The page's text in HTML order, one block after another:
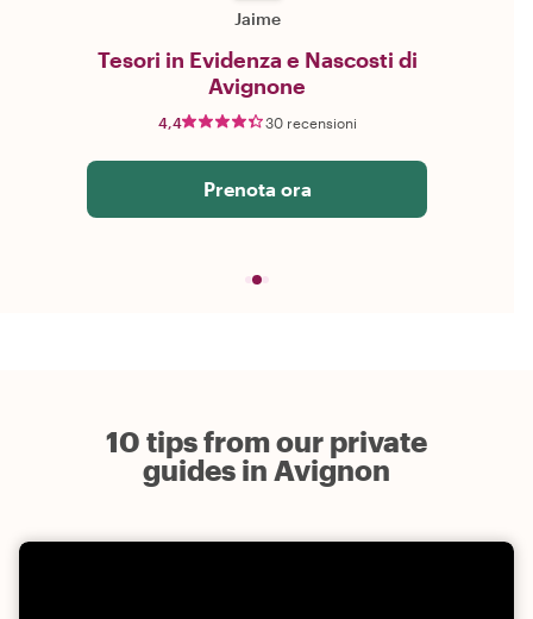
Jaime
Tesori in Evidenza e Nascosti di
Avignone
4,4 30 recensioni
Prenota ora
10 tips from our private
guides in Avignon